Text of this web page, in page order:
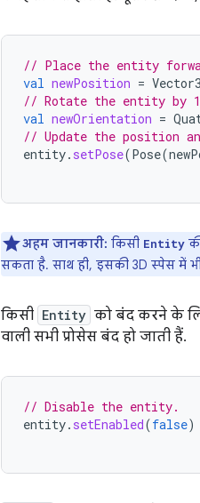
// Place the entity
val newPosition = Vector3
// Rotate the entity by
val newOrientation =
// Update the position
entity. setPose(Pose(
अहम जानकारी: किसी Entity
सकता है. साथ ही, इसकी 3D स्पेस में
किसी Entity को बंद करने के
वाली सभी प्रोसेस बंद हो जाती हैं.
// Disable the entity.
entity. setEnabled(false)